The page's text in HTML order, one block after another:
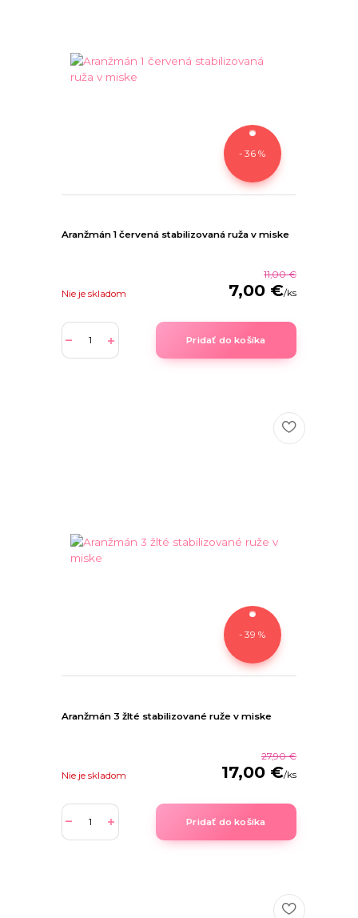
- 36 %
Aranžmán 1 červená stabilizovaná ruža v miske
11,00 €
7,00 €/ks
Nie je skladom
Pridať do košíka
- 39 %
Aranžmán 3 žlté stabilizované ruže v miske
27,90 €
17,00 €/ks
Nie je skladom
Pridať do košíka